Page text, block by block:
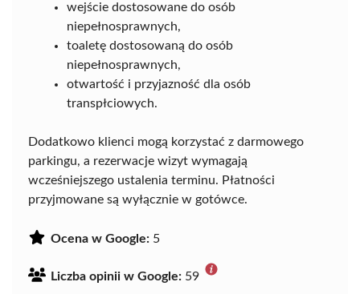
wejście dostosowane do osób
niepełnosprawnych,
toaletę dostosowaną do osób
niepełnosprawnych,
otwartość i przyjazność dla osób
transpłciowych.
Dodatkowo klienci mogą korzystać z darmowego
parkingu, a rezerwacje wizyt wymagają
wcześniejszego ustalenia terminu. Płatności
przyjmowane są wyłącznie w gotówce.
Ocena w Google: 5
Liczba opinii w Google: 59